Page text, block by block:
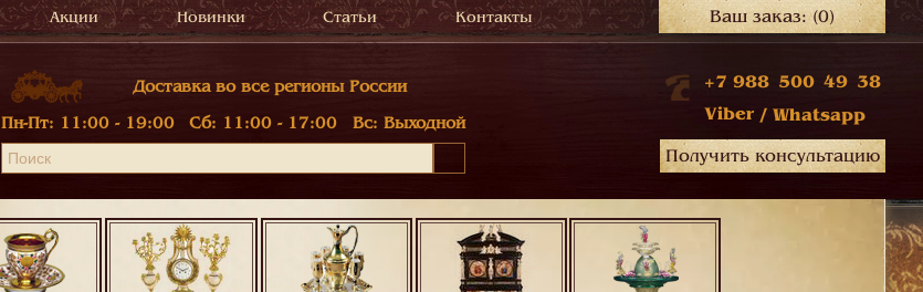
Акции Новинки Статьи Контакты Ваш заказ:(0)
Доставка во все регионы России
Пн-Пт: 11:00 - 19:00 Сб: 11:00 - 17:00 Вс: Выходной
+7 988 500 49 38
Viber / Whatsapp
Получить консультацию